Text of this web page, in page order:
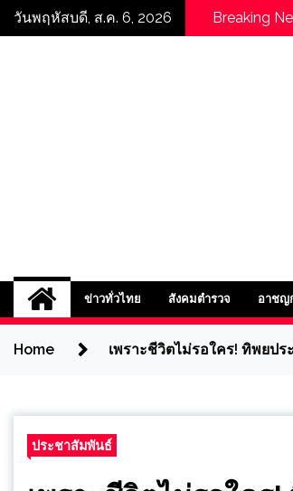
Skipวันพฤหัสบดี, ส.ค. 6, 2026 Breaking
นความเครียด
กมธ.ติดตามงบฯ
ลุยแก้ปมเครนถล่ม
เยียวยาเหยื่อ จัด
ข่าวตำรวจออ
ข่าวทั่วไทย สังคมตำรวจ อาชญ
Home เพราะชีวิตไม่รอใคร! ทิพยป
ประชาสัมพันธ์